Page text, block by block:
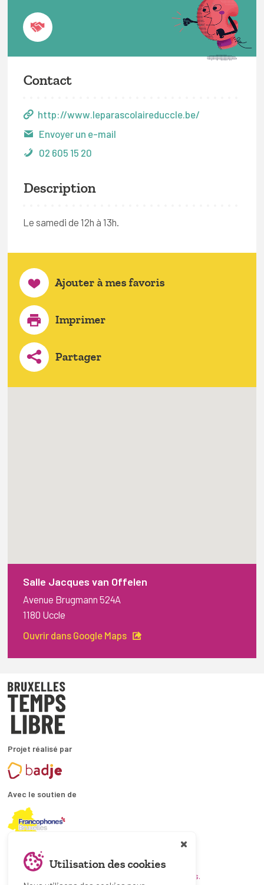
Contact
http://www.leparascolaireduccle.be/
Envoyer un e-mail
02 605 15 20
Description
Le samedi de 12h à 13h.
Ajouter à mes favoris
Imprimer
Partager
Salle Jacques van Offelen
Avenue Brugmann 524A
1180 Uccle
Ouvrir dans Google Maps
Projet réalisé par
Avec le soutien de
En collaboration avec
et les coordinations ATL bruxelloises.
Utilisation des cookies